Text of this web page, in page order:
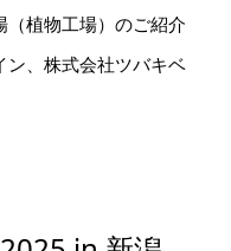
（植物工場）のご紹介
ン、株式会社ツバキベ